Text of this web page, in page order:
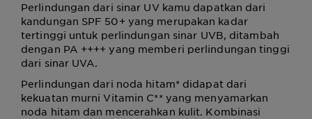
Perlindungan dari sinar UV kamu dapatkan dari
kandungan SPF 50+ yang merupakan kadar
tertinggi untuk perlindungan sinar UVB, ditambah
dengan PA ++++ yang memberi perlindungan tinggi
dari sinar UVA.
Perlindungan dari noda hitam* didapat dari
kekuatan murni Vitamin C** yang menyamarkan
noda hitam dan mencerahkan kulit. Kombinasi